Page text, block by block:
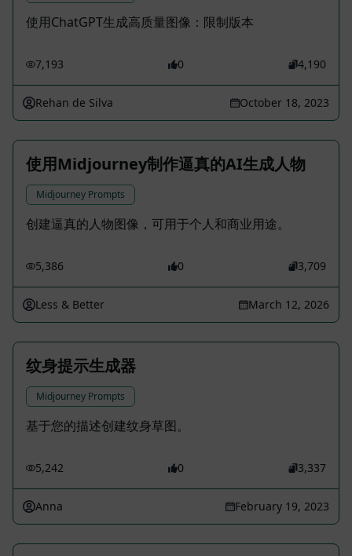
使用ChatGPT生成高质量图像：限制版本
7,193 0 4,190
Rehan de Silva October 18, 2023
使用Midjourney制作逼真的AI生成人物
Midjourney Prompts
创建逼真的人物图像，可用于个人和商业用途。
5,386 0 3,709
Less & Better March 12, 2026
纹身提示生成器
Midjourney Prompts
基于您的描述创建纹身草图。
5,242 0 3,337
Anna February 19, 2023